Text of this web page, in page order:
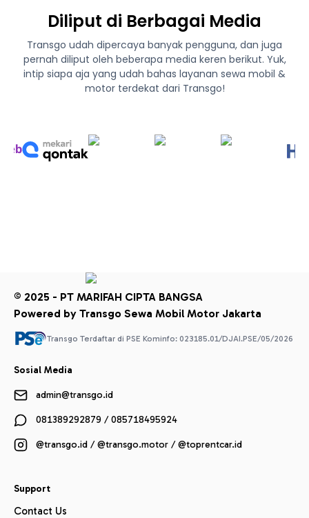
Diliput di Berbagai Media
Transgo udah dipercaya banyak pengguna, dan juga
pernah diliput oleh beberapa media keren berikut. Yuk,
intip siapa aja yang udah bahas layanan sewa mobil &
motor terdekat dari Transgo!
© 2025 - PT MARIFAH CIPTA BANGSA
Powered by Transgo Sewa Mobil Motor Jakarta
Transgo Terdaftar di PSE Kominfo: 023185.01/DJAI.PSE/05/2026
Sosial Media
admin@transgo.id
081389292879 / 085718495924
@transgo.id / @transgo.motor / @toprentcar.id
Support
Contact Us